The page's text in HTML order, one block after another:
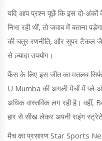
यदि आप प्रश्न पूछें कि इस दो‑अंकों
निभा रही थीं, तो जवाब में बताना
की चतुर रणनीति, और सुपर टैकल
से ज़्यादा उपयोग।
फैंस के लिए इस जीत का मतलब
U Mumba की अगली मैचों में
अधिक वास्तविक लग रही है। वहीं,
हार से सीख लेकर अपनी राइंग
मैच का प्रसारण Star Sports